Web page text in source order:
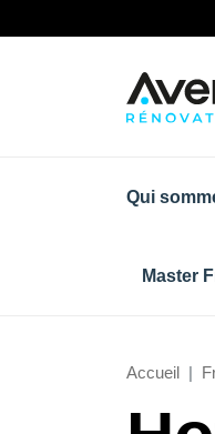
Qui
Master
Accueil